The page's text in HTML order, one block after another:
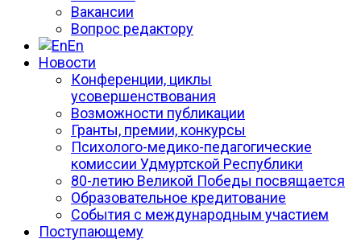
Вакансии
Вопрос редактору
En
Новости
Конференции, циклы
усовершенствования
Возможности публикации
Гранты, премии, конкурсы
Психолого-медико-педагогические
комиссии Удмуртской Республики
80-летию Великой Победы посвящается
Образовательное кредитование
События с международным участием
Поступающему